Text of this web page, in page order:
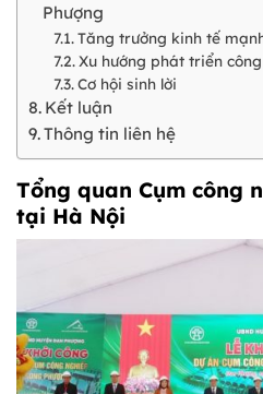
Phượng
Tăng trưởng kinh tế
Xu hướng phát triển
Cơ hội sinh lời
Kết luận
Thông tin liên hệ
Tổng quan Cụm công
tại Hà Nội